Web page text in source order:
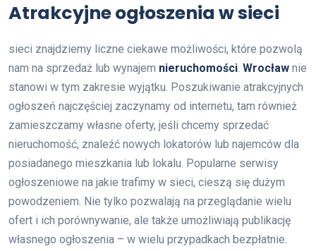
Atrakcyjne ogłoszenia w sieci
sieci znajdziemy liczne ciekawe możliwości, które pozwolą
nam na sprzedaż lub wynajem nieruchomości. Wrocław nie
stanowi w tym zakresie wyjątku. Poszukiwanie atrakcyjnych
ogłoszeń najczęściej zaczynamy od internetu, tam również
zamieszczamy własne oferty, jeśli chcemy sprzedać
nieruchomość, znaleźć nowych lokatorów lub najemców dla
posiadanego mieszkania lub lokalu. Popularne serwisy
ogłoszeniowe na jakie trafimy w sieci, cieszą się dużym
powodzeniem. Nie tylko pozwalają na przeglądanie wielu
ofert i ich porównywanie, ale także umożliwiają publikację
własnego ogłoszenia – w wielu przypadkach bezpłatnie.